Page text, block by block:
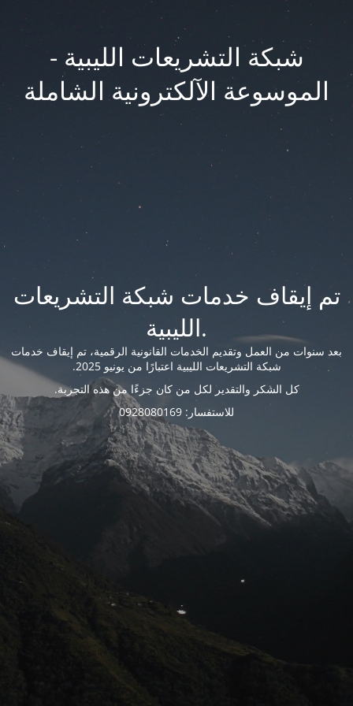
شبكة التشريعات الليبية -
الموسوعة الآلكترونية الشاملة
تم إيقاف خدمات شبكة التشريعات
الليبية.
بعد سنوات من العمل وتقديم الخدمات القانونية الرقمية، تم إيقاف خدمات
شبكة التشريعات الليبية اعتبارًا من يونيو 2025.
كل الشكر والتقدير لكل من كان جزءًا من هذه التجربة.
للاستفسار: 0928080169